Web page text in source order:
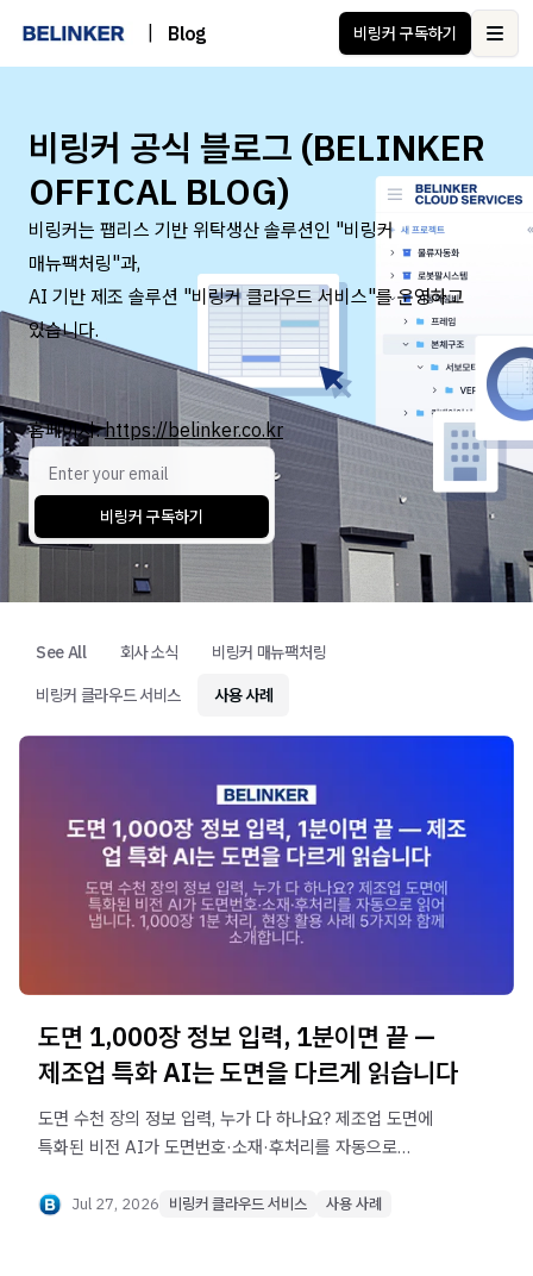
Blog 비링커 구독하기
비링커 공식 블로그 (BELINKER
OFFICAL BLOG)
비링커는 팹리스 기반 위탁생산 솔루션인 "비링커
매뉴팩처링"과,
AI 기반 제조 솔루션 "비링커 클라우드 서비스"를 운영하고
있습니다.
홈페이지:https://belinker.co.kr
비링커 구독하기
See All 회사 소식
비링커 매뉴팩처링
비링커 클라우드 서비스
사용 사례
도면 1,000장 정보 입력, 1분이면 끝 —
제조업 특화 AI는 도면을 다르게 읽습니다
도면 수천 장의 정보 입력, 누가 다 하나요? 제조업 도면에
특화된 비전 AI가 도면번호·소재·후처리를 자동으로
함께 소개합니다.
Jul 27, 2026 비링커 클라우드 서비스 사용 사례